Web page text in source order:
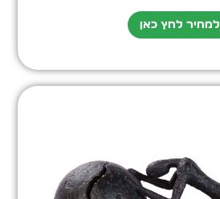
למחיר לחץ כאן